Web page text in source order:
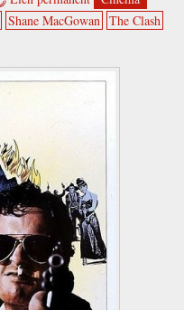
Shane MacGowan The Clash